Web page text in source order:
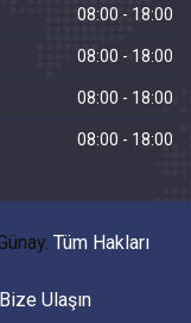
08:00 - 18:00
08:00 - 18:00
08:00 - 18:00
08:00 - 18:00
Tüm Hakları
Bize Ulaşın